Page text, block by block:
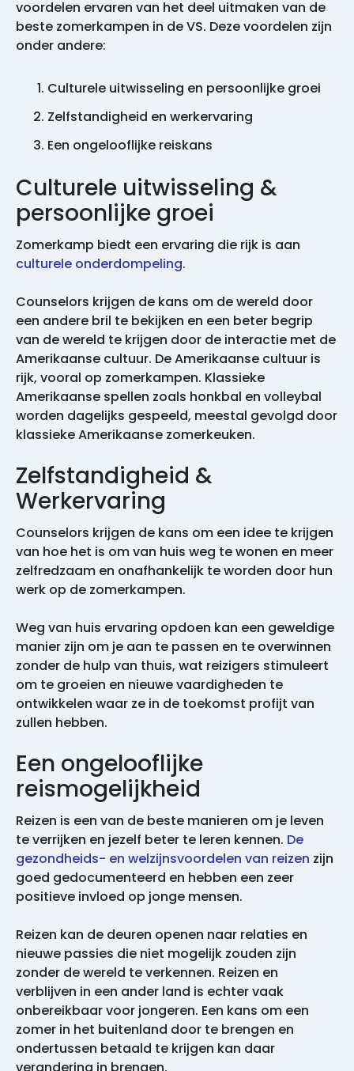
voordelen ervaren van het deel uitmaken van de
beste zomerkampen in de VS. Deze voordelen zijn
onder andere:
Culturele uitwisseling en persoonlijke groei
Zelfstandigheid en werkervaring
Een ongelooflijke reiskans
Culturele uitwisseling &
persoonlijke groei
Zomerkamp biedt een ervaring die rijk is aan
culturele onderdompeling.
Counselors krijgen de kans om de wereld door
een andere bril te bekijken en een beter begrip
van de wereld te krijgen door de interactie met de
Amerikaanse cultuur. De Amerikaanse cultuur is
rijk, vooral op zomerkampen. Klassieke
Amerikaanse spellen zoals honkbal en volleybal
worden dagelijks gespeeld, meestal gevolgd door
klassieke Amerikaanse zomerkeuken.
Zelfstandigheid &
Werkervaring
Counselors krijgen de kans om een idee te krijgen
van hoe het is om van huis weg te wonen en meer
zelfredzaam en onafhankelijk te worden door hun
werk op de zomerkampen.
Weg van huis ervaring opdoen kan een geweldige
manier zijn om je aan te passen en te overwinnen
zonder de hulp van thuis, wat reizigers stimuleert
om te groeien en nieuwe vaardigheden te
ontwikkelen waar ze in de toekomst profijt van
zullen hebben.
Een ongelooflijke
reismogelijkheid
Reizen is een van de beste manieren om je leven
te verrijken en jezelf beter te leren kennen. De
gezondheids- en welzijnsvoordelen van reizen zijn
goed gedocumenteerd en hebben een zeer
positieve invloed op jonge mensen.
Reizen kan de deuren openen naar relaties en
nieuwe passies die niet mogelijk zouden zijn
zonder de wereld te verkennen. Reizen en
verblijven in een ander land is echter vaak
onbereikbaar voor jongeren. Een kans om een
zomer in het buitenland door te brengen en
ondertussen betaald te krijgen kan daar